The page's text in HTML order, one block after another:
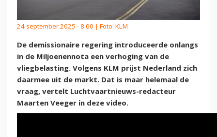
24 september 2025 - 8:00 | Foto: KLM
De demissionaire regering introduceerde onlangs
in de Miljoenennota een verhoging van de
vliegbelasting. Volgens KLM prijst Nederland zich
daarmee uit de markt. Dat is maar helemaal de
vraag, vertelt Luchtvaartnieuws-redacteur
Maarten Veeger in deze video.